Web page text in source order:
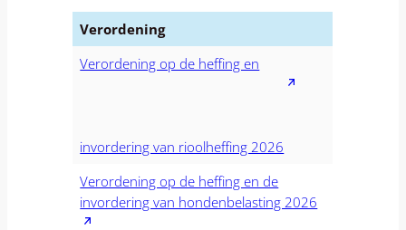
Verordening
Verordening op de heffing en
invordering van rioolheffing 2026
Verordening op de heffing en de
invordering van hondenbelasting 2026